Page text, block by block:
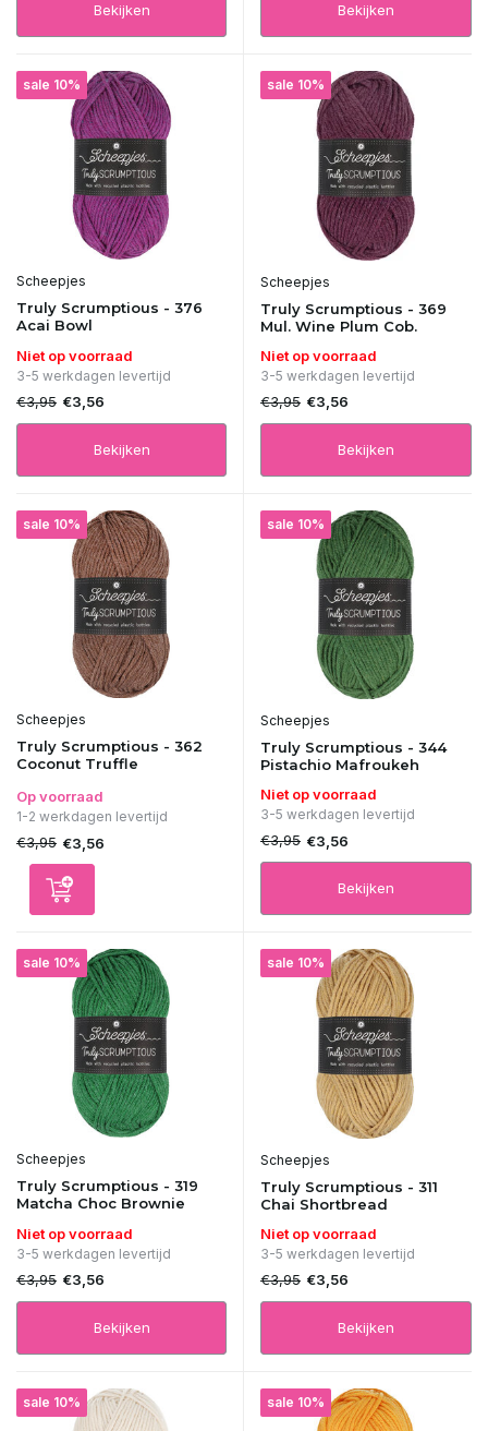
Bekijken Bekijken
sale 10%
Scheepjes
Truly Scrumptious - 376
Acai Bowl
Niet op voorraad
3-5 werkdagen levertijd
€3,95 €3,56
Bekijken
sale 10%
Scheepjes
Truly Scrumptious - 369
Mul. Wine Plum Cob.
Niet op voorraad
3-5 werkdagen levertijd
€3,95 €3,56
Bekijken
sale 10%
Scheepjes
Truly Scrumptious - 362
Coconut Truffle
Op voorraad
1-2 werkdagen levertijd
€3,95 €3,56
sale 10%
Scheepjes
Truly Scrumptious - 344
Pistachio Mafroukeh
Niet op voorraad
3-5 werkdagen levertijd
€3,95 €3,56
Bekijken
sale 10%
Scheepjes
Truly Scrumptious - 319
Matcha Choc Brownie
Niet op voorraad
3-5 werkdagen levertijd
€3,95 €3,56
Bekijken
sale 10%
Scheepjes
Truly Scrumptious - 311
Chai Shortbread
Niet op voorraad
3-5 werkdagen levertijd
€3,95 €3,56
Bekijken
sale 10% sale 10%